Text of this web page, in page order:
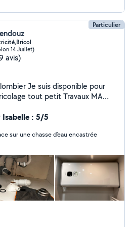
Particulier
14 Juillet)
avis)
Je suis disponible pour
tout petit Travaux MA
jusqu'à 20h * MARDI 8h
8h jusqu'à 20h * JEUDI 8h
8h jusqu'à 20h
Isabelle : 5/5
sur une chasse d’eau encastrée